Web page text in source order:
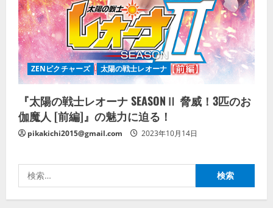
ZENピクチャーズ 太陽の戦士レオーナ
『太陽の戦士レオーナ SEASONⅡ 脅威！3匹のお
伽魔人 [前編]』の魅力に迫る！
pikakichi2015@gmail.com 2023年10月14日
索: